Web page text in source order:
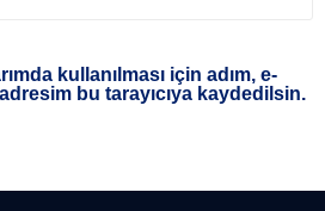
kullanılması için adım, e-
bu tarayıcıya kaydedilsin.